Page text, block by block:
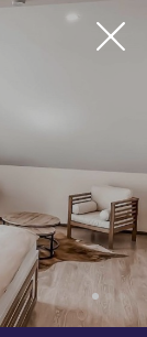
Viesu nami